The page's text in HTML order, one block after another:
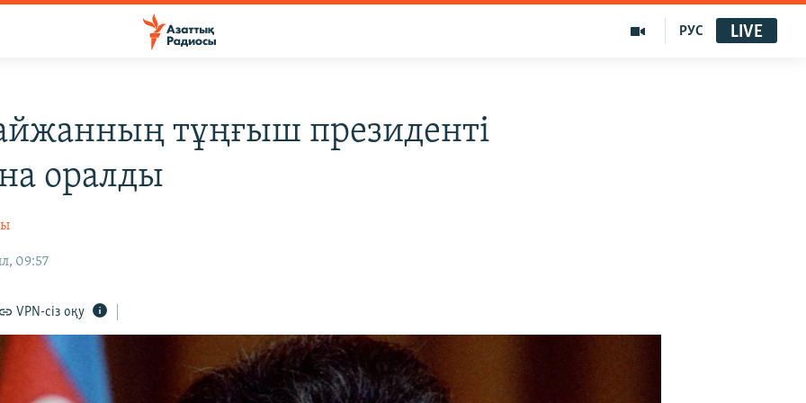
РУС LIVE
тұңғыш президенті
оралды
09:57
VPN-сіз оқу